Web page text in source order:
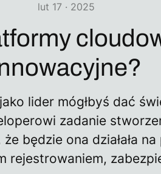
lut 17 · 2025
lider mógłbyś dać
zadanie
będzie ona działała
rejestrowaniem,